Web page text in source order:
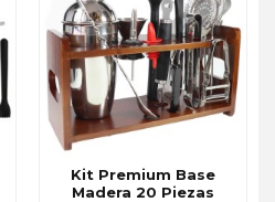
Kit Premium Base
Madera 20 Piezas